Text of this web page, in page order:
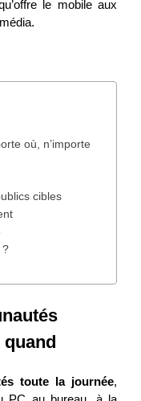
le mobile aux
où, n’importe
cibles
?
quand
toute la journée,